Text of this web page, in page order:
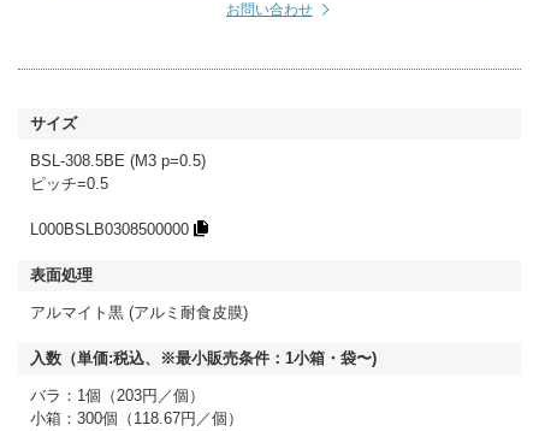
お問い合わせ
BSL-308.5BE (M3 p=0.5)
ピッチ=0.5
L000BSLB0308500000
アルマイト黒 (アルミ耐食皮膜)
バラ：1個（203円／個）
小箱：300個（118.67円／個）